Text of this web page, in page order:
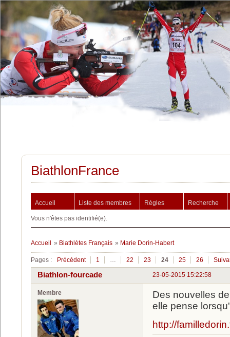
BiathlonFrance
Accueil Liste des membres Règles Recherche
Vous n'êtes pas identifié(e).
Accueil » Biathlètes Français » Marie Dorin-Habert
Pages : Précédent 1 … 22 23 24 25 26
23-05-2015 15:22:58
Biathlon-fourcade
Membre
Des nouvelles
elle pense
http://